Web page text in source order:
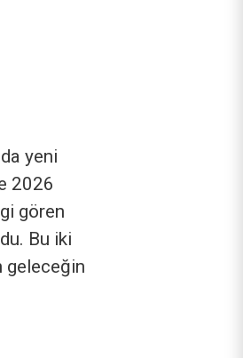
yeni
2026
gören
Bu iki
geleceğin